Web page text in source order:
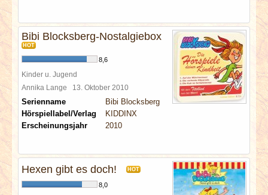
Bibi Blocksberg-Nostalgiebox
HOT
8,6
Kinder u. Jugend
Annika Lange 13. Oktober 2010
Serienname
Bibi Blocksberg
Hörspiellabel/Verlag
KIDDINX
Erscheinungsjahr
2010
Hexen gibt es doch! HOT
8,0